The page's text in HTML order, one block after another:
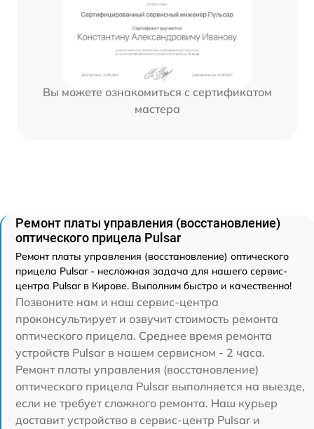
Вы можете ознакомиться с сертификатом
мастера
Ремонт платы управления (восстановление)
оптического прицела Pulsar
Ремонт платы управления (восстановление) оптического
прицела Pulsar - несложная задача для нашего сервис-
центра Pulsar в Кирове. Выполним быстро и качественно!
Позвоните нам и наш сервис-центра
проконсультирует и озвучит стоимость ремонта
оптического прицела. Среднее время ремонта
устройств Pulsar в нашем сервисном - 2 часа.
Ремонт платы управления (восстановление)
оптического прицела Pulsar выполняется на выезде,
если не требует сложного ремонта. Наш курьер
доставит устройство в сервис-центр Pulsar и